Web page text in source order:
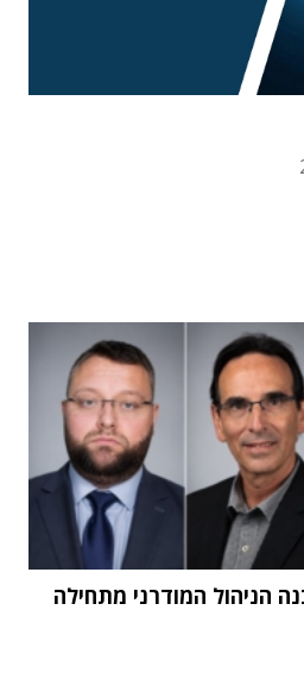
הניהול המודרני מתחילה